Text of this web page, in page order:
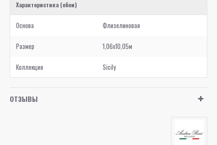
Характеристика (обои)
Основа Флизелиновая
Размер 1,06x10,05м
Коллекция Sicily
ОТЗЫВЫ